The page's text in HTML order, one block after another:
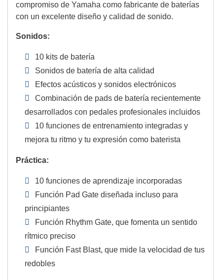
compromiso de Yamaha como fabricante de baterías
con un excelente diseño y calidad de sonido.
Sonidos:
10 kits de batería
Sonidos de batería de alta calidad
Efectos acústicos y sonidos electrónicos
Combinación de pads de batería recientemente
desarrollados con pedales profesionales incluidos
10 funciones de entrenamiento integradas y
mejora tu ritmo y tu expresión como baterista
Práctica:
10 funciones de aprendizaje incorporadas
Función Pad Gate diseñada incluso para
principiantes
Función Rhythm Gate, que fomenta un sentido
rítmico preciso
Función Fast Blast, que mide la velocidad de tus
redobles